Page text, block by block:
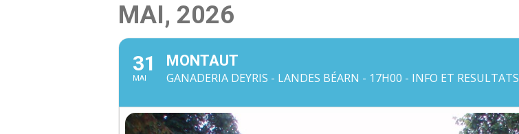
MAI, 2026
31
MAI
MONTAUT
GANADERIA DEYRIS - LANDES BÉARN - 17H00 - INFO ET RESULTATS